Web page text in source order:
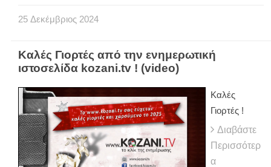
25 Δεκέμβριος 2024
Καλές Γιορτές από την ενημερωτική
ιστοσελίδα kozani.tv ! (video)
Καλές
Γιορτές !
Διαβάστε
Περισσότερ
α